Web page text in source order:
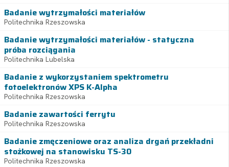
Badanie wytrzymałości materiałów
Politechnika Rzeszowska
Badanie wytrzymałości materiałów - statyczna
próba rozciągania
Politechnika Lubelska
Badanie z wykorzystaniem spektrometru
fotoelektronów XPS K-Alpha
Politechnika Rzeszowska
Badanie zawartości ferrytu
Politechnika Rzeszowska
Badanie zmęczeniowe oraz analiza drgań przekładni
stożkowej na stanowisku TS-30
Politechnika Rzeszowska